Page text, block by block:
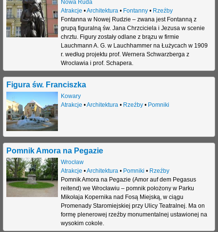
Nowa Ruda
Atrakcje •Architektura• Fontanny• Rzeźby
Fontanna w Nowej Rudzie – zwana jest Fontanną z
grupą figuralną św. Jana Chrzciciela i Jezusa w scenie
chrztu. Figury zostały odlane z brązu w firmie
Lauchmann A. G. w Lauchhammer na Łużycach w 1909
r. według projektu prof. Wernera Schwarzberga z
Wrocławia i prof. Schapera.
Figura św. Franciszka
Kowary
Atrakcje •Architektura• Rzeźby• Pomniki
Pomnik Amora na Pegazie
Wrocław
Atrakcje •Architektura• Pomniki • Rzeźby
Pomnik Amora na Pegazie (Amor auf dem Pegasus
reitend) we Wrocławiu – pomnik położony w Parku
Mikołaja Kopernika nad Fosą Miejską, w ciągu
Promenady Staromiejskiej przy Ulicy Teatralnej. Ma on
formę plenerowej rzeźby monumentalnej ustawionej na
wysokim cokole.